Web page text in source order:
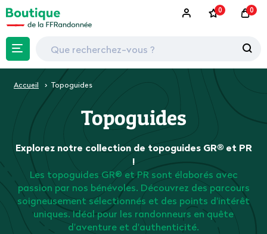
0 0
Accueil Topoguides
Topoguides
Explorez notre collection de topoguides GR® et PR
!
Les topoguides GR® et PR sont élaborés avec
passion par nos bénévoles. Découvrez des parcours
soigneusement sélectionnés et des points d'intérêt
uniques. Idéal pour les randonneurs en quête
d'aventure et d'authenticité.